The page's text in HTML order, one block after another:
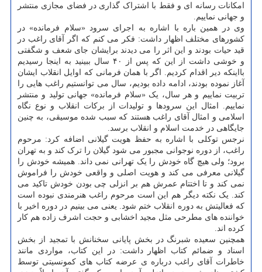
امکانات رسانه ای و فقط با اشتراک گذاری در فضای مجازی منتشر
و جهانی نماییم.
وی در همین باره با اشاره به اجرای سرود «سلام فرمانده» در
کشورهای مختلف اظهار داشت: فکر می کنم که اگر آقای راغب در
قید حیات بودند و این اثر را می دیدند برایشان جای شعف و شگفتی
و خوشی داشت از این که پس از ۴۰ سال ببینید به اینجا رسیدیم
بااینکه دیر اقدام کردیم. اگر با همان فرمانی که اوایل انقلاب ایشان
آغاز نموده بودند، ادامه داده بودیم، سال می توانستیم راغب هایی را
تربیت نماییم و هر سال، یک «سلام فرمانده» جهانی تولید و منتشر
نماییم. امثال این سرودها و تولیدات از برکات انقلاب و نوع نگاه
اسلامی و امثال آقای راغب هستند که سبب شده موسیقی، به چنین
جایگاهی در خدمت اسلام و انقلاب برسد.
نرجس توکلی با اشاره به حفظ هویت گیلانی اضافه کرد: مرحوم
راغب، از دوره نوجوانی مجبور می شود گیلان را ترک کند و به تهران
برود؛ ولی هیچ گاه خودش را یک تهرانی نمی داند. همیشه خودش را
گیلانی معرفی می کند و هویت اصلی و واقعی خودش را فراموش
نمی کند و تا اختتام عمرش هم بر انزلی چی بودن خودش تاکید می
کند. یک نکته دیگر هم این است مرحوم راغب هنرمندی نبوده است
که فعالیتش به دوره انقلاب ختم شود. یعنی می بینیم در دوره اخیر با
خواننده های مطرحی مثل مجید اخشابی و حجت اشرف زاده هم کار
کرده اند.
همچنین سعیده شبرنگ در بخش پایانی سخنانش با تمجید از بخش
اسناد و ضمائم کتاب اظهار داشت: در این کتاب، مواردی مانند
خاطرات آقای راغب درباره ی عرضه کتاب های کمونسیتی توسط